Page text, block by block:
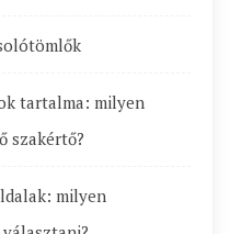
tartalma: milyen
szakértő?
milyen